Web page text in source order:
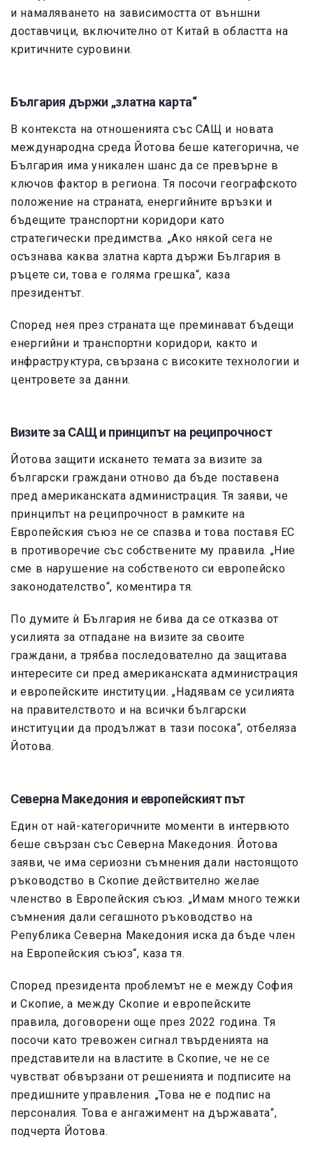
и намаляването на зависимостта от външни
доставчици, включително от Китай в областта на
критичните суровини.
България държи „златна карта“
В контекста на отношенията със САЩ и новата
международна среда Йотова беше категорична, че
България има уникален шанс да се превърне в
ключов фактор в региона. Тя посочи географското
положение на страната, енергийните връзки и
бъдещите транспортни коридори като
стратегически предимства. „Ако някой сега не
осъзнава каква златна карта държи България в
ръцете си, това е голяма грешка“, каза
президентът.
Според нея през страната ще преминават бъдещи
енергийни и транспортни коридори, както и
инфраструктура, свързана с високите технологии и
центровете за данни.
Визите за САЩ и принципът на реципрочност
Йотова защити искането темата за визите за
български граждани отново да бъде поставена
пред американската администрация. Тя заяви, че
принципът на реципрочност в рамките на
Европейския съюз не се спазва и това поставя ЕС
в противоречие със собствените му правила. „Ние
сме в нарушение на собственото си европейско
законодателство“, коментира тя.
По думите ѝ България не бива да се отказва от
усилията за отпадане на визите за своите
граждани, а трябва последователно да защитава
интересите си пред американската администрация
и европейските институции. „Надявам се усилията
на правителството и на всички български
институции да продължат в тази посока“, отбеляза
Йотова.
Северна Македония и европейският път
Един от най-категоричните моменти в интервюто
беше свързан със Северна Македония. Йотова
заяви, че има сериозни съмнения дали настоящото
ръководство в Скопие действително желае
членство в Европейския съюз. „Имам много тежки
съмнения дали сегашното ръководство на
Република Северна Македония иска да бъде член
на Европейския съюз“, каза тя.
Според президента проблемът не е между София
и Скопие, а между Скопие и европейските
правила, договорени още през 2022 година. Тя
посочи като тревожен сигнал твърденията на
представители на властите в Скопие, че не се
чувстват обвързани от решенията и подписите на
предишните управления. „Това не е подпис на
персоналия. Това е ангажимент на държавата“,
подчерта Йотова.